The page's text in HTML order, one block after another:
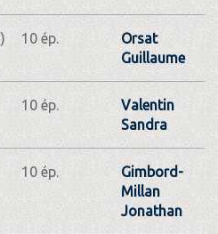
10 ép.
Orsat
Guillaume
10 ép.
Valentin
Sandra
10 ép.
Gimbord-
Millan
Jonathan